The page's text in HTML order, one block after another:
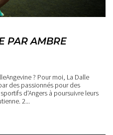
PAR AMBRE
? Pour moi, La Dalle
des passionnés pour des
d'Angers à poursuivre leurs
2...